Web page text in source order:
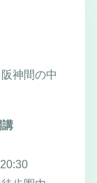
神間の中
講